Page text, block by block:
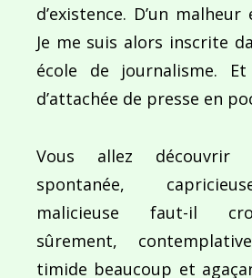
l’article
Souvenirs d’enfance
d’existence. D’un
Je me suis alors inscrite
école de journalisme.
d’attachée de presse en
Vous allez
spontanée,
malicieuse faut-il
sûrement,
timide beaucoup et